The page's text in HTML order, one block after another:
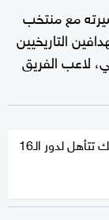
رقم 47 خلال مسيرته مع منتخب
التاريخيين
لاعب الفريق
لدور الـ16